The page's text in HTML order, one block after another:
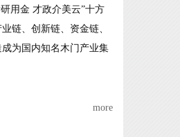
用金 才政介美云”十方
链、创新链、资金链、
为国内知名木门产业集
more